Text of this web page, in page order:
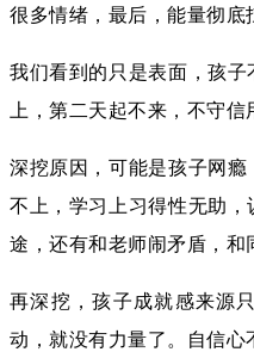
很多情绪，最后，能量彻底
我们看到的只是表面，孩
上，第二天起不来，不守信
深挖原因，可能是孩子网
不上，学习上习得性无助
途，还有和老师闹矛盾，和
再深挖，孩子成就感来源
动，就没有力量了。自信心